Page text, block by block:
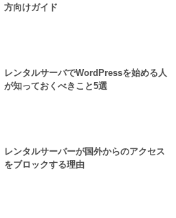
方向けガイド
レンタルサーバでWordPressを始める人
が知っておくべきこと5選
レンタルサーバーが国外からのアクセス
をブロックする理由